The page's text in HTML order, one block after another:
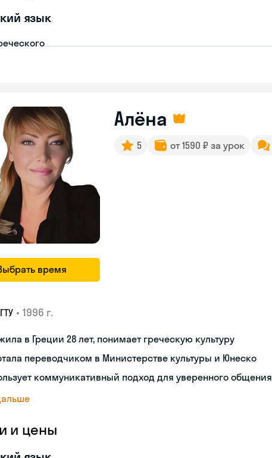
язык
время
Алёна
5 от 1590 ₽ за урок
• 1996 г.
в Греции 28 лет, понимает греческую культуру
переводчиком в Министерстве культуры и Юнеско
коммуникативный подход для уверенного общения
и цены